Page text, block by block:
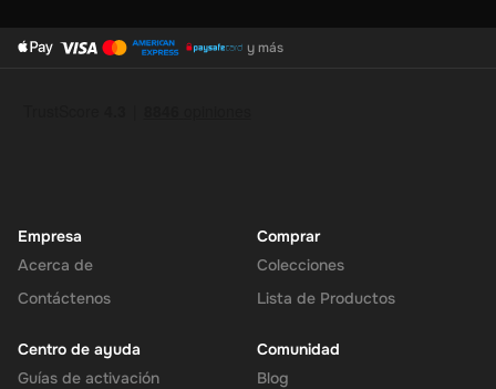
y más
Empresa
Acerca de
Contáctenos
Comprar
Colecciones
Lista de Productos
Centro de ayuda
Guías de activación
Comunidad
Blog